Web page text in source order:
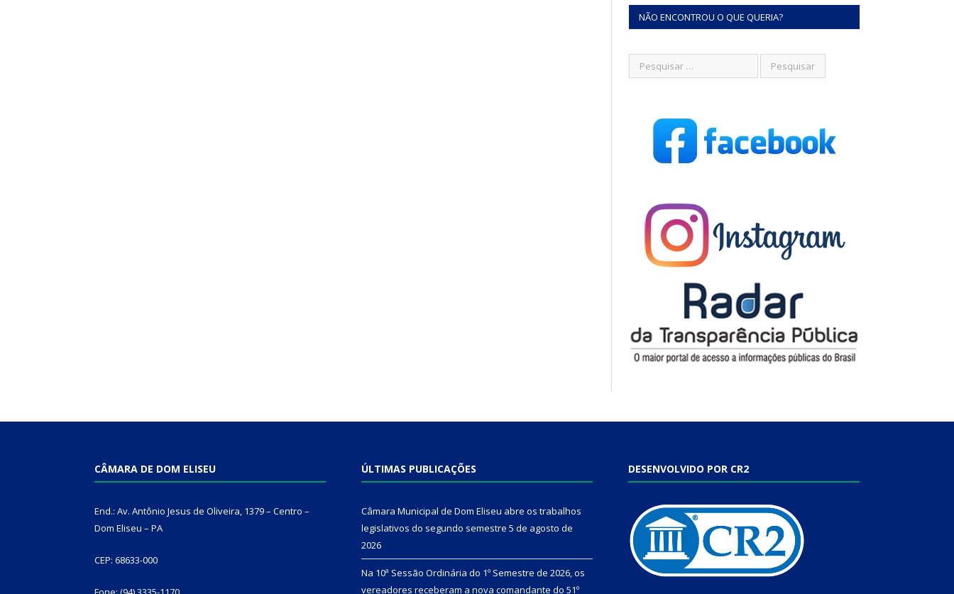
NÃO ENCONTROU O QUE QUERIA?
CÂMARA DE DOM ELISEU
End.: Av. Antônio Jesus de Oliveira, 1379 – Centro –
Dom Eliseu – PA
CEP: 68633-000
ÚLTIMAS PUBLICAÇÕES
Câmara Municipal de Dom Eliseu abre os trabalhos
legislativos do segundo semestre 5 de agosto de
2026
Na 10ª Sessão Ordinária do 1º Semestre de 2026, os
vereadores receberam a nova comandante do 51º
DESENVOLVIDO POR CR2